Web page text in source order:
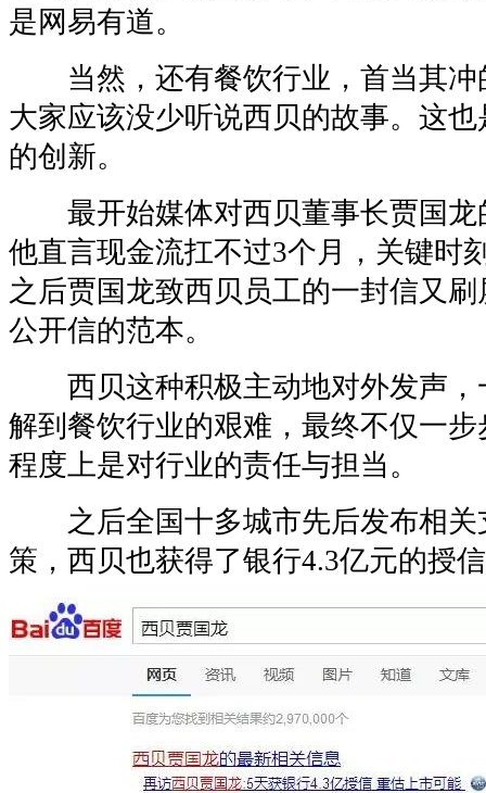
是网易有道。
当然，还有餐饮行业，首当其冲
大家应该没少听说西贝的故事。这
的创新。
最开始媒体对西贝董事长贾国龙
他直言现金流扛不过3个月，关键时
之后贾国龙致西贝员工的一封信又
公开信的范本。
西贝这种积极主动地对外发声，
解到餐饮行业的艰难，最终不仅一
程度上是对行业的责任与担当。
之后全国十多城市先后发布相关
策，西贝也获得了银行4.3亿元的授